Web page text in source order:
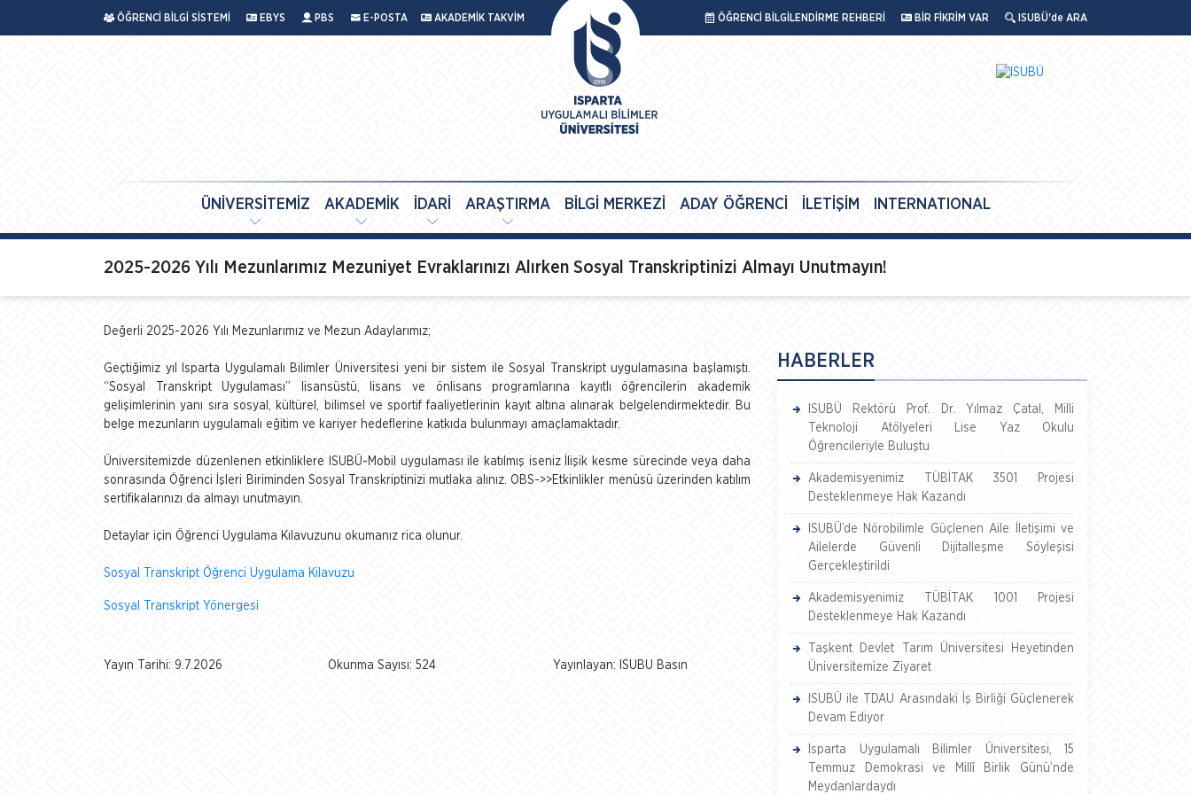
ÖĞRENCİ BİLGİ SİSTEMİ EBYS PBS E-POSTA AKADEMİK TAKVİM ÖĞRENCİ BİLGİLENDİRME REHBERİ BİR FİKRİM VAR ISUBÜ'de ARA
ÜNİVERSİTEMİZ AKADEMİK İDARİ ARAŞTIRMA BİLGİ MERKEZİ ADAY ÖĞRENCİ İLETİŞİM INTERNATIONAL
2025-2026 Yılı Mezunlarımız Mezuniyet Evraklarınızı Alırken Sosyal Transkriptinizi Almayı Unutmayın!
Değerli 2025-2026 Yılı Mezunlarımız ve Mezun Adaylarımız;
Geçtiğimiz yıl Isparta Uygulamalı Bilimler Üniversitesi yeni bir sistem ile Sosyal Transkript uygulamasına başlamıştı.
“Sosyal Transkript Uygulaması” lisansüstü, lisans ve önlisans programlarına kayıtlı öğrencilerin akademik
gelişimlerinin yanı sıra sosyal, kültürel, bilimsel ve sportif faaliyetlerinin kayıt altına alınarak belgelendirmektedir. Bu
belge mezunların uygulamalı eğitim ve kariyer hedeflerine katkıda bulunmayı amaçlamaktadır.
Üniversitemizde düzenlenen etkinliklere ISUBÜ-Mobil uygulaması ile katılmış iseniz İlişik kesme sürecinde veya daha
sonrasında Öğrenci İşleri Biriminden Sosyal Transkriptinizi mutlaka alınız. OBS->>Etkinlikler menüsü üzerinden katılım
sertifikalarınızı da almayı unutmayın.
Detaylar için Öğrenci Uygulama Kılavuzunu okumanız rica olunur.
Sosyal Transkript Öğrenci Uygulama Kilavuzu
Sosyal Transkript Yönergesi
Yayın Tarihi: 9.7.2026 Okunma Sayısı: 524 Yayınlayan: ISUBU Basın
HABERLER
ISUBÜ Rektörü Prof. Dr. Yılmaz Çatal, Milli
Teknoloji Atölyeleri Lise Yaz Okulu
Öğrencileriyle Buluştu
Akademisyenimiz TÜBİTAK 3501 Projesi
Desteklenmeye Hak Kazandı
ISUBÜ’de Nörobilimle Güçlenen Aile İletişimi ve
Ailelerde Güvenli Dijitalleşme Söyleşisi
Gerçekleştirildi
Akademisyenimiz TÜBİTAK 1001 Projesi
Desteklenmeye Hak Kazandı
Taşkent Devlet Tarım Üniversitesi Heyetinden
Üniversitemize Ziyaret
ISUBÜ ile TDAU Arasındaki İş Birliği Güçlenerek
Devam Ediyor
Isparta Uygulamalı Bilimler Üniversitesi, 15
Temmuz Demokrasi ve Millî Birlik Günü’nde
Meydanlardaydı